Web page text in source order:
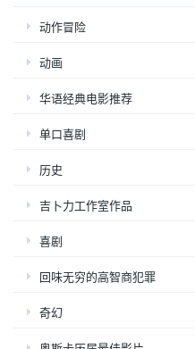
动作冒险
动画
华语经典电影推荐
单口喜剧
历史
吉卜力工作室作品
喜剧
回味无穷的高智商犯罪
奇幻